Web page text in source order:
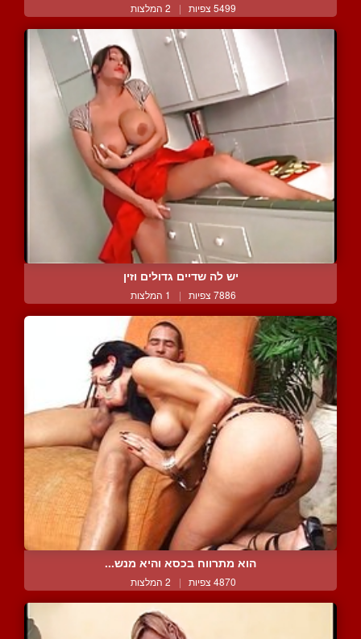
5499 צפיות | 2 המלצות
יש לה שדיים גדולים וזין
7886 צפיות | 1 המלצות
הוא מתרווח בכסא והיא מנש...
4870 צפיות | 2 המלצות